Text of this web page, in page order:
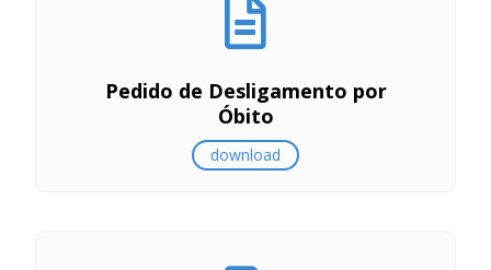
Pedido de Desligamento por
Óbito
download